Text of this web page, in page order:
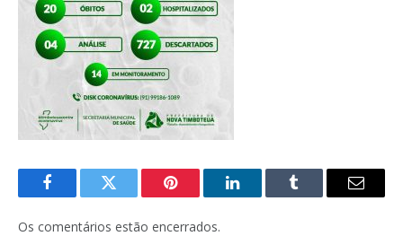
FacebookTwitter Pinterest LinkedInTumblr
E-
Os comentários estão encerrados.